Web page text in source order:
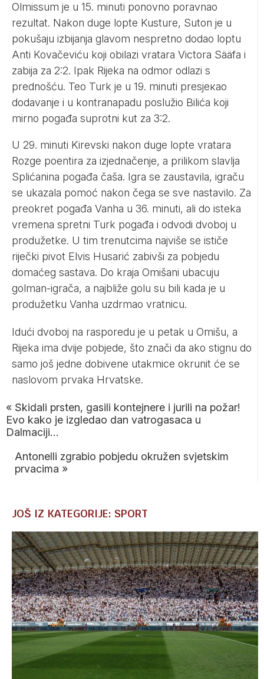
Olmissum je u 15. minuti ponovno poravnao
rezultat. Nakon duge lopte Kusture, Suton je u
pokušaju izbijanja glavom nespretno dodao loptu
Anti Kovačeviću koji obilazi vratara Victora Sääfa i
zabija za 2:2. Ipak Rijeka na odmor odlazi s
prednošću. Teo Turk je u 19. minuti presjeкao
dodavanje i u kontranapadu poslužio Bilića koji
mirno pogađa suprotni kut za 3:2.
U 29. minuti Kirevski nakon duge lopte vratara
Rozge poentira za izjednačenje, a prilikom slavlja
Splićanina pogađa čaša. Igra se zaustavila, igraču
se ukazala pomoć nakon čega se sve nastavilo. Za
preokret pogađa Vanha u 36. minuti, ali do isteka
vremena spretni Turk pogađa i odvodi dvoboj u
produžetke. U tim trenutcima najviše se ističe
riječki pivot Elvis Husarić zabivši za pobjedu
domaćeg sastava. Do kraja Omišani ubacuju
golman-igrača, a najbliže golu su bili kada je u
produžetku Vanha uzdrmao vratnicu.
Idući dvoboj na rasporedu je u petak u Omišu, a
Rijeka ima dvije pobjede, što znači da ako stignu do
samo još jedne dobivene utakmice okrunit će se
naslovom prvaka Hrvatske.
« Skidali prsten, gasili kontejnere i jurili na požar!
Evo kako je izgledao dan vatrogasaca u
Dalmaciji…
Antonelli zgrabio pobjedu okružen svjetskim
prvacima »
JOŠ IZ KATEGORIJE: SPORT